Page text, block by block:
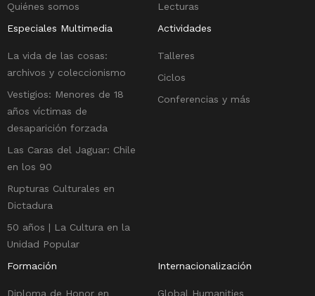
Quiénes somos
Lecturas
Especiales Multimedia
La vida de las cosas:
archivos y coleccionismo
Vestigios: Menores de 18
años víctimas de
desaparición forzada
Las Caras del Jaguar: Chile
en los 90
Rupturas Culturales en
Dictadura
50 años | La Cultura en la
Unidad Popular
Actividades
Talleres
Ciclos
Conferencias y más
Formación
Diploma de Honor en
Internacionalización
Global Humanities